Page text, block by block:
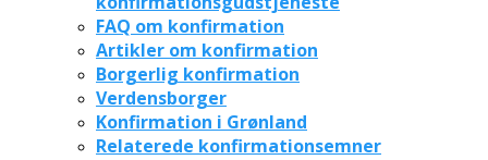
FAQ om konfirmation
Artikler om konfirmation
Borgerlig konfirmation
Verdensborger
Konfirmation i Grønland
Relaterede konfirmationsemner